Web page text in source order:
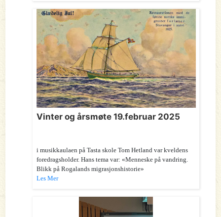
Vinter og årsmøte 19.februar 2025
i musikkaulaen på Tasta skole Tom Hetland var kveldens
foredragsholder. Hans tema var: «Menneske på vandring.
Blikk på Rogalands migrasjonshistorie»
Les Mer